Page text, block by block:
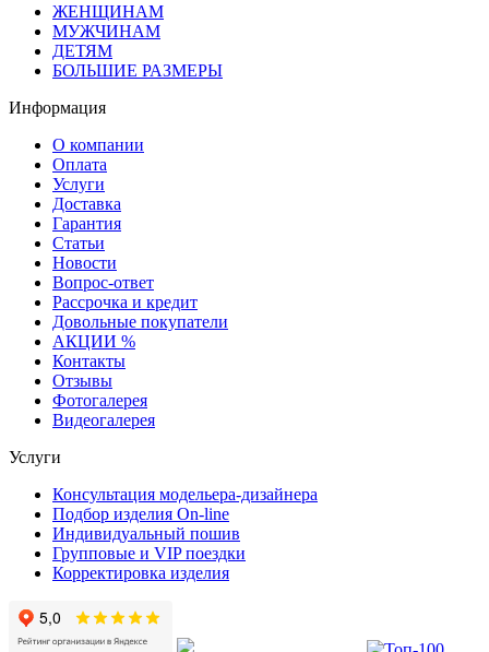
ЖЕНЩИНАМ
МУЖЧИНАМ
ДЕТЯМ
БОЛЬШИЕ РАЗМЕРЫ
Информация
О компании
Оплата
Услуги
Доставка
Гарантия
Статьи
Новости
Вопрос-ответ
Рассрочка и кредит
Довольные покупатели
АКЦИИ %
Контакты
Отзывы
Фотогалерея
Видеогалерея
Услуги
Консультация модельера-дизайнера
Подбор изделия On-line
Индивидуальный пошив
Групповые и VIP поездки
Корректировка изделия